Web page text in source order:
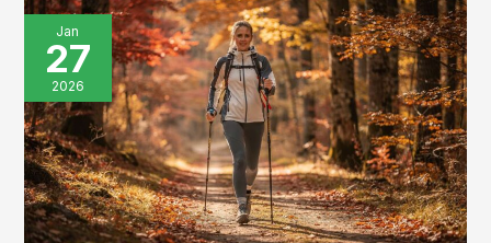
Jan
27
2026
Petite
méditation
sur
la
marche
nordique
:
bienfaits